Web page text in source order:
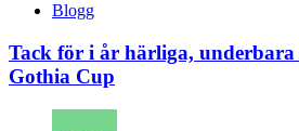
Blogg
Tack för i år härliga,
Gothia Cup